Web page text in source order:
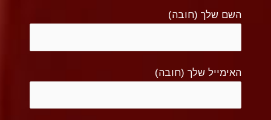
השם שלך (חובה)
האימייל שלך (חובה)